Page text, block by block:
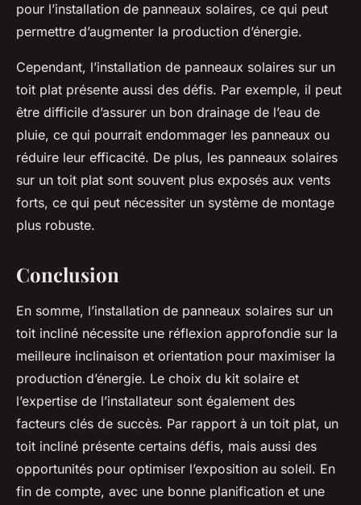
pour l’installation de panneaux solaires, ce qui peut
permettre d’augmenter la production d’énergie.
Cependant, l’installation de panneaux solaires sur un
toit plat présente aussi des défis. Par exemple, il peut
être difficile d’assurer un bon drainage de l’eau de
pluie, ce qui pourrait endommager les panneaux ou
réduire leur efficacité. De plus, les panneaux solaires
sur un toit plat sont souvent plus exposés aux vents
forts, ce qui peut nécessiter un système de montage
plus robuste.
Conclusion
En somme, l’installation de panneaux solaires sur un
toit incliné nécessite une réflexion approfondie sur la
meilleure inclinaison et orientation pour maximiser la
production d’énergie. Le choix du kit solaire et
l’expertise de l’installateur sont également des
facteurs clés de succès. Par rapport à un toit plat, un
toit incliné présente certains défis, mais aussi des
opportunités pour optimiser l’exposition au soleil. En
fin de compte, avec une bonne planification et une